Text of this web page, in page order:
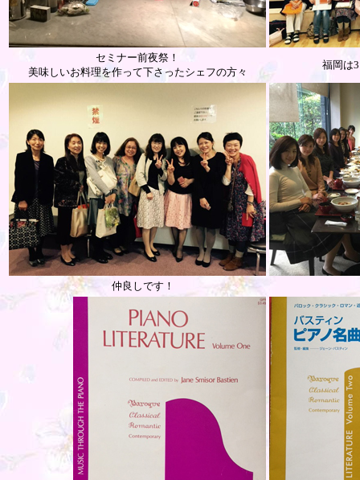
セミナー前夜祭！
美味しいお料理を作って下さったシェフの方々
福岡は
仲良しです！